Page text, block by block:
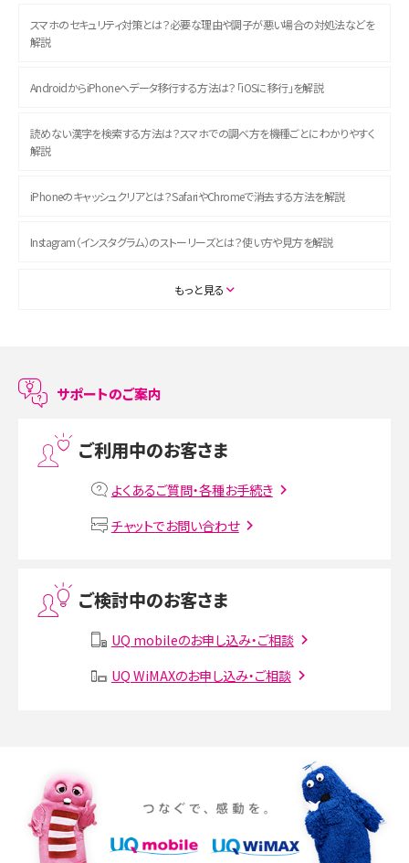
スマホのセキュリティ対策とは？必要な理由や調子が悪い場合の対処法などを
解説
AndroidからiPhoneへデータ移行する方法は？「iOSに移行」を解説
読めない漢字を検索する方法は？スマホでの調べ方を機種ごとにわかりやすく
解説
iPhoneのキャッシュクリアとは？SafariやChromeで消去する方法を解説
Instagram（インスタグラム）のストーリーズとは？使い方や見方を解説
ASMRとは？初心者向けの代表ジャンルや楽しみ方を解説
LINEで友だちを削除する方法は？方法ごとの影響や復活・復元する方法も解説
MNOとは？MVNOやMVNEとの違いやメリット・デメリットを解説
VPN接続とは？仕組みや必要性、メリット・デメリット、接続方法を解説
Instagram（インスタグラム）でスクショするとバレる？バレるケースや撮り方も解
SMSとは？料金やできること、注意点や届かない時の対処法を解説
iPhone 16eとiPhone SE（第3世代）の違いは？サイズやスペックを比較して解説
iPhone 16eとiPhone 14を徹底比較！スペック・機能の違いをわかりやすく紹介
iPhone 16シリーズのモデルを比較！価格・サイズ・カメラ性能の違いを徹底解説
もっと見る
サポートのご案内
ご利用中のお客さま
よくあるご質問・各種お手続き
チャットでお問い合わせ
ご検討中のお客さま
UQ mobileのお申し込み・ご相談
UQ WiMAXのお申し込み・ご相談